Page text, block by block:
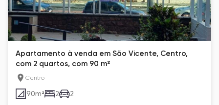
Apartamento à venda em São Vicente, Centro,
com 2 quartos, com 90 m²
Centro
90m² 2 2